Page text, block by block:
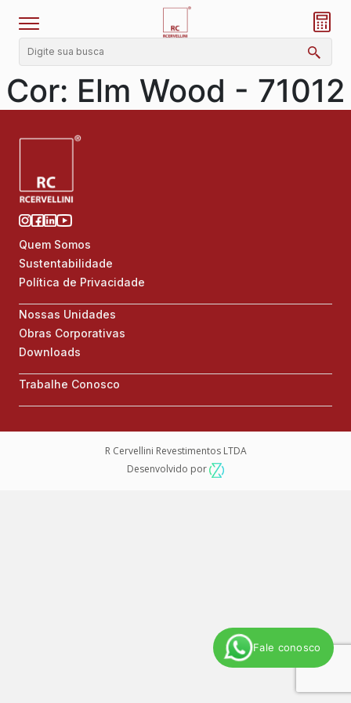
Fale conosco
Cor: Elm Wood - 71012
Quem Somos
Sustentabilidade
Política de Privacidade
Nossas Unidades
Obras Corporativas
Downloads
Trabalhe Conosco
R Cervellini Revestimentos LTDA
Desenvolvido por